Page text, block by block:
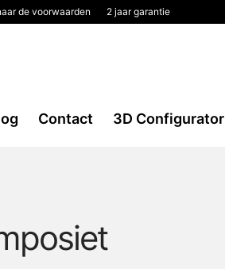
de voorwaarden 2 jaar garantie
Contact 3D Configurator